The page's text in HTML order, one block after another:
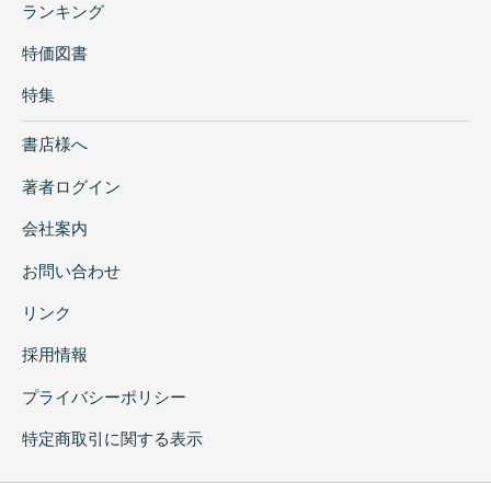
ランキング
特価図書
特集
書店様へ
著者ログイン
会社案内
お問い合わせ
リンク
採用情報
プライバシーポリシー
特定商取引に関する表示